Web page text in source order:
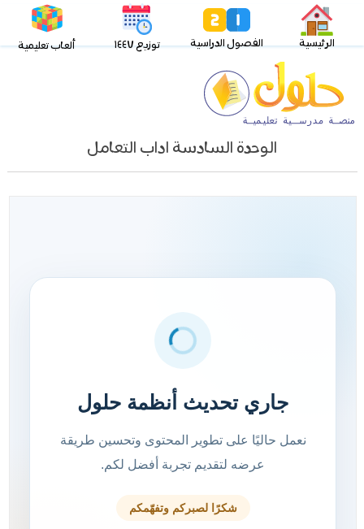
الرئيسية الفصول الدراسية توزيع ١٤٤٧ ألعاب تعليمية
الوحدة السادسة اداب التعامل